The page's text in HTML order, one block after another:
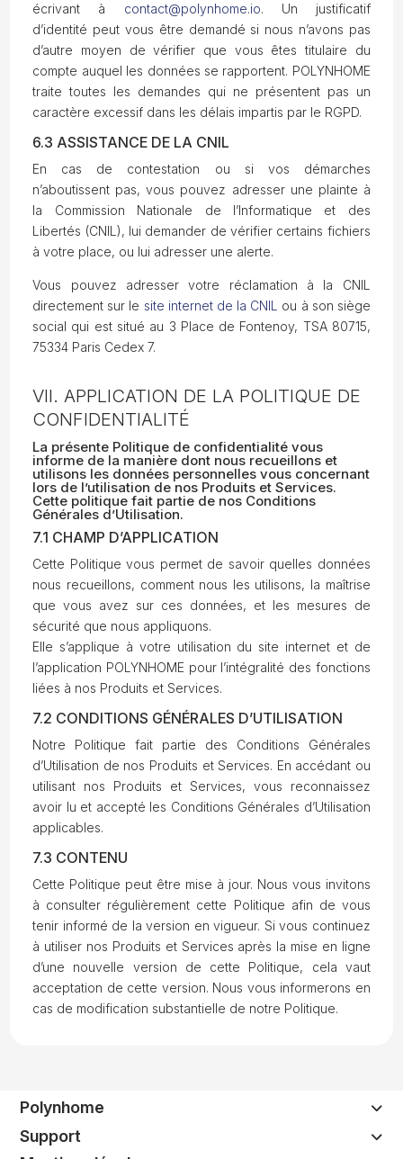
écrivant à contact@polynhome.io. Un justificatif
d’identité peut vous être demandé si nous n’avons pas
d’autre moyen de vérifier que vous êtes titulaire du
compte auquel les données se rapportent. POLYNHOME
traite toutes les demandes qui ne présentent pas un
caractère excessif dans les délais impartis par le RGPD.
6.3 ASSISTANCE DE LA CNIL
En cas de contestation ou si vos démarches
n’aboutissent pas, vous pouvez adresser une plainte à
la Commission Nationale de l’Informatique et des
Libertés (CNIL), lui demander de vérifier certains fichiers
à votre place, ou lui adresser une alerte.
Vous pouvez adresser votre réclamation à la CNIL
directement sur le site internet de la CNIL
ou à son siège
social qui est situé au 3 Place de Fontenoy, TSA 80715,
75334 Paris Cedex 7.
VII. APPLICATION DE LA POLITIQUE DE
CONFIDENTIALITÉ
La présente Politique de confidentialité vous
informe de la manière dont nous recueillons et
utilisons les données personnelles vous concernant
lors de l’utilisation de nos Produits et Services.
Cette politique fait partie de nos Conditions
Générales d’Utilisation.
7.1 CHAMP D’APPLICATION
Cette Politique vous permet de savoir quelles données
nous recueillons, comment nous les utilisons, la maîtrise
que vous avez sur ces données, et les mesures de
sécurité que nous appliquons.
Elle s’applique à votre utilisation du site internet et de
l’application POLYNHOME pour l’intégralité des fonctions
liées à nos Produits et Services.
7.2 CONDITIONS GÉNÉRALES D’UTILISATION
Notre Politique fait partie des Conditions Générales
d’Utilisation de nos Produits et Services. En accédant ou
utilisant nos Produits et Services, vous reconnaissez
avoir lu et accepté les Conditions Générales d’Utilisation
applicables.
7.3 CONTENU
Cette Politique peut être mise à jour. Nous vous invitons
à consulter régulièrement cette Politique afin de vous
tenir informé de la version en vigueur. Si vous continuez
à utiliser nos Produits et Services après la mise en ligne
d’une nouvelle version de cette Politique, cela vaut
acceptation de cette version. Nous vous informerons en
cas de modification substantielle de notre Politique.
Polynhome
Support